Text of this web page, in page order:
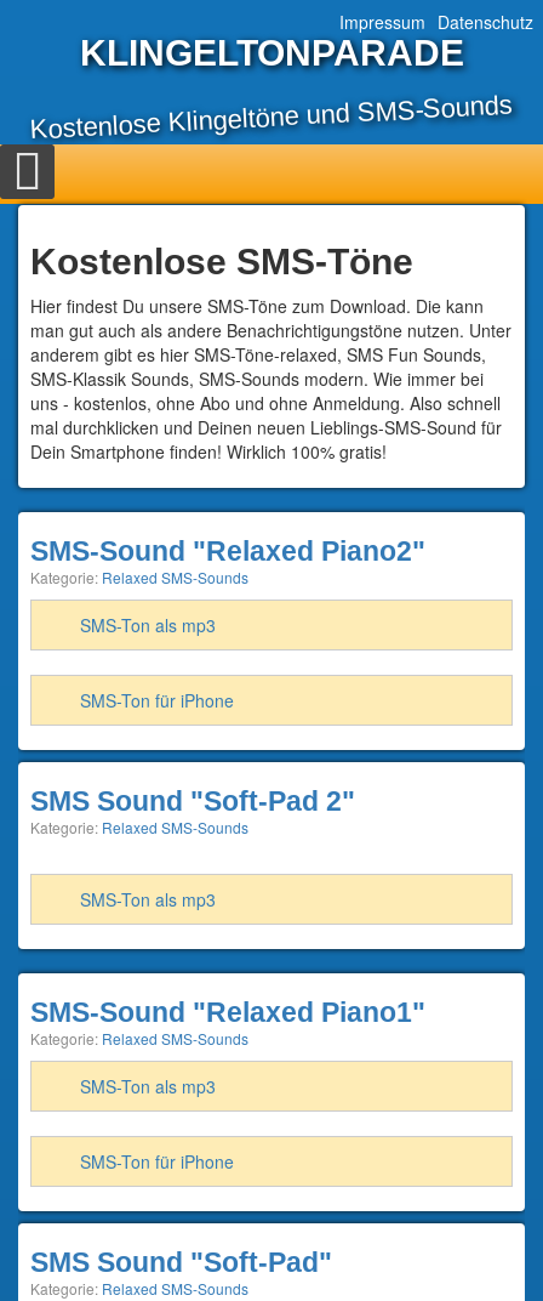
Impressum Datenschutz
KLINGELTONPARADE
Kostenlose Klingeltöne und SMS-Sounds
Kostenlose SMS-Töne
Hier findest Du unsere SMS-Töne zum Download. Die kann
man gut auch als andere Benachrichtigungstöne nutzen. Unter
anderem gibt es hier SMS-Töne-relaxed, SMS Fun Sounds,
SMS-Klassik Sounds, SMS-Sounds modern. Wie immer bei
uns - kostenlos, ohne Abo und ohne Anmeldung. Also schnell
mal durchklicken und Deinen neuen Lieblings-SMS-Sound für
Dein Smartphone finden! Wirklich 100% gratis!
SMS-Sound "Relaxed Piano2"
Kategorie: Relaxed SMS-Sounds
SMS-Ton als mp3
SMS-Ton für iPhone
SMS Sound "Soft-Pad 2"
Kategorie: Relaxed SMS-Sounds
SMS-Ton als mp3
SMS-Sound "Relaxed Piano1"
Kategorie: Relaxed SMS-Sounds
SMS-Ton als mp3
SMS-Ton für iPhone
SMS Sound "Soft-Pad"
Kategorie: Relaxed SMS-Sounds